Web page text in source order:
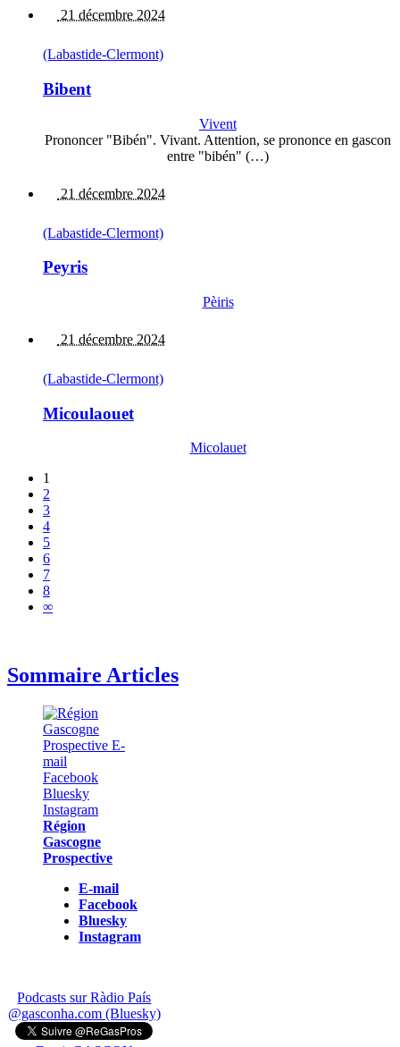
21 décembre 2024
(Labastide-Clermont)
Bibent
Vivent
Prononcer "Bibén". Vivant. Attention, se prononce en gascon
entre "bibén" (…)
21 décembre 2024
(Labastide-Clermont)
Peyris
Pèiris
21 décembre 2024
(Labastide-Clermont)
Micoulaouet
Micolauet
1
2
3
4
5
6
7
8
∞
Sommaire Articles
Région
Gascogne
Prospective
E-mail
Facebook
Bluesky
Instagram
Podcasts sur Ràdio País
@gasconha.com (Bluesky)